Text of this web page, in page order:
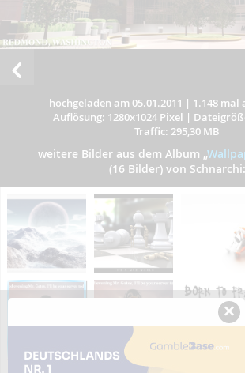
hochgeladen am 05.01.2011 | 1.148 mal
Auflösung: 1280x1024 Pixel |
Traffic: 295,30 MB
weitere Bilder aus dem Album „
(16 Bilder) von Schnarchi:
×